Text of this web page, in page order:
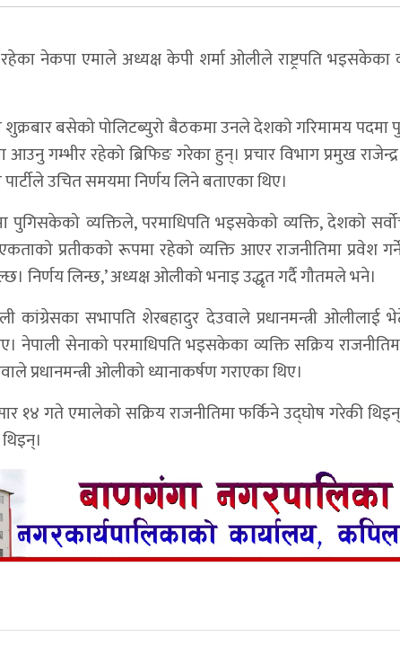
रहेका नेकपा एमाले अध्यक्ष केपी शर्मा ओलीले राष्ट्रपति
शुक्रबार बसेको पोलिटब्युरो बैठकमा उनले देशको गरिमामय पदमा
गम्भीर रहेको ब्रिफिङ गरेका हुन्। प्रचार विभाग प्रमुख
पार्टीले उचित समयमा निर्णय लिने बताएका थिए।
पुगिसकेको व्यक्तिले, परमाधिपति भइसकेको व्यक्ति, देशको
एकताको प्रतीकको रूपमा रहेको व्यक्ति आएर राजनीतिमा प्रवेश
निर्णय लिन्छ,’ अध्यक्ष ओलीको भनाइ उद्धृत गर्दै गौतमले भने।
कांग्रेसका सभापति शेरबहादुर देउवाले प्रधानमन्त्री ओलीलाई
नेपाली सेनाको परमाधिपति भइसकेका व्यक्ति सक्रिय
प्रधानमन्त्री ओलीको ध्यानाकर्षण गराएका थिए।
१४ गते एमालेको सक्रिय राजनीतिमा फर्किने उद्‍घोष गरेकी